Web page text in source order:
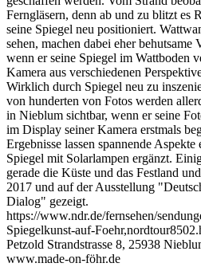
Ferngläsern, denn ab und zu blitzt es
seine Spiegel neu positioniert.
sehen, machen dabei eher
wenn er seine Spiegel im Wattboden
Kamera aus verschiedenen
Wirklich durch Spiegel neu zu
von hunderten von Fotos werden
in Nieblum sichtbar, wenn er seine
im Display seiner Kamera erstmals
Ergebnisse lassen spannende Aspekte
Spiegel mit Solarlampen ergänzt.
gerade die Küste und das Festland
2017 und auf der Ausstellung
Dialog" gezeigt.
https://www.ndr.de/fernsehen/
Spiegelkunst-auf-
Petzold Strandstrasse 8, 25938
www.made-on-föhr.de